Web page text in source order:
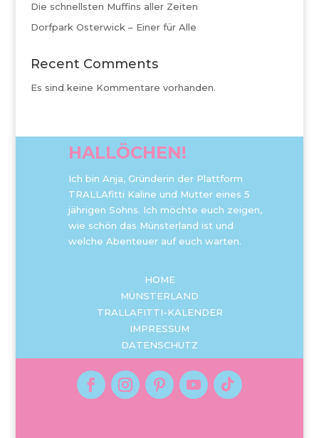
Die schnellsten Muffins aller Zeiten
Dorfpark Osterwick – Einer für Alle
Recent Comments
Es sind keine Kommentare vorhanden.
HALLÖCHEN!
Ich bin Anja, Gründerin der Plattform
TRALLAfitti Kaline und Mutter eines 5
jährigen Sohns. Ich möchte euch zeigen,
wie schön das Münsterland ist und
welche Abenteuer auf euch warten.
HOME
MÜNSTERLAND
TRALLAFITTI-KALENDER
IMPRESSUM
DATENSCHUTZ